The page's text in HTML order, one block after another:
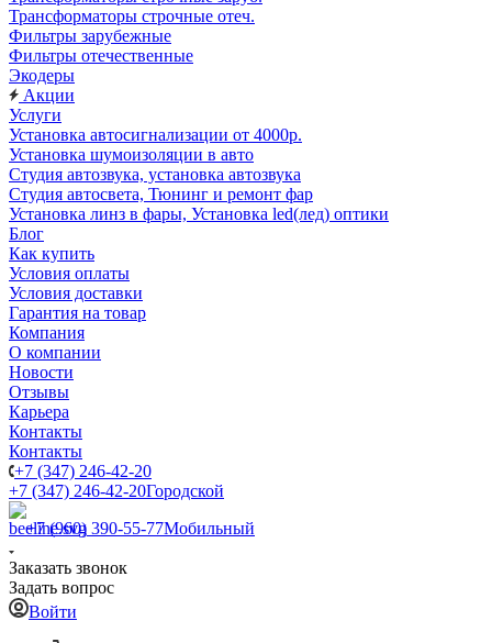
Трансформаторы строчные отеч.
Фильтры зарубежные
Фильтры отечественные
Экодеры
Акции
Услуги
Установка автосигнализации от 4000р.
Установка шумоизоляции в авто
Студия автозвука, установка автозвука
Студия автосвета, Тюнинг и ремонт фар
Установка линз в фары, Установка led(лед) оптики
Блог
Как купить
Условия оплаты
Условия доставки
Гарантия на товар
Компания
О компании
Новости
Отзывы
Карьера
Контакты
Контакты
+7 (347) 246-42-20
+7 (347) 246-42-20Городской
+7 (960) 390-55-77Мобильный
Заказать звонок
Задать вопрос
Войти